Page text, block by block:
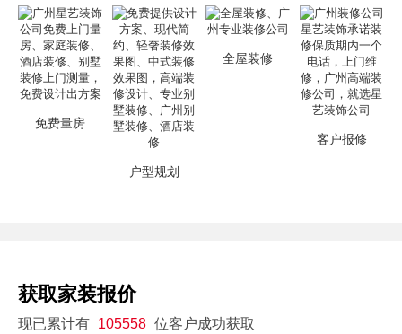
免费量房
户型规划
全屋装修
客户报修
获取家装报价
现已累计有 105558 位客户成功获取